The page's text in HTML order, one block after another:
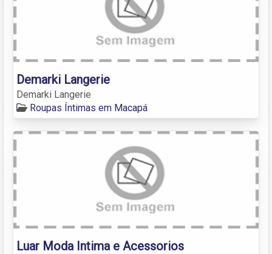
Demarki Langerie
Demarki Langerie
Roupas Íntimas em Macapá
Luar Moda Intima e Acessorios